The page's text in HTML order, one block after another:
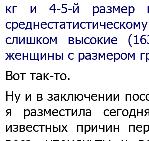
кг и 4-5-й размер
слишком высокие
женщины с размером
Вот так-то.
Ну и в заключении
я разместила
известных причин